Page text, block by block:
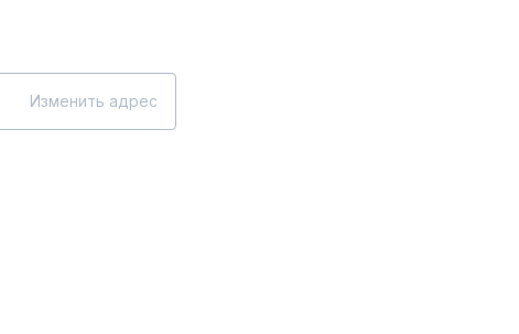
Изменить адрес